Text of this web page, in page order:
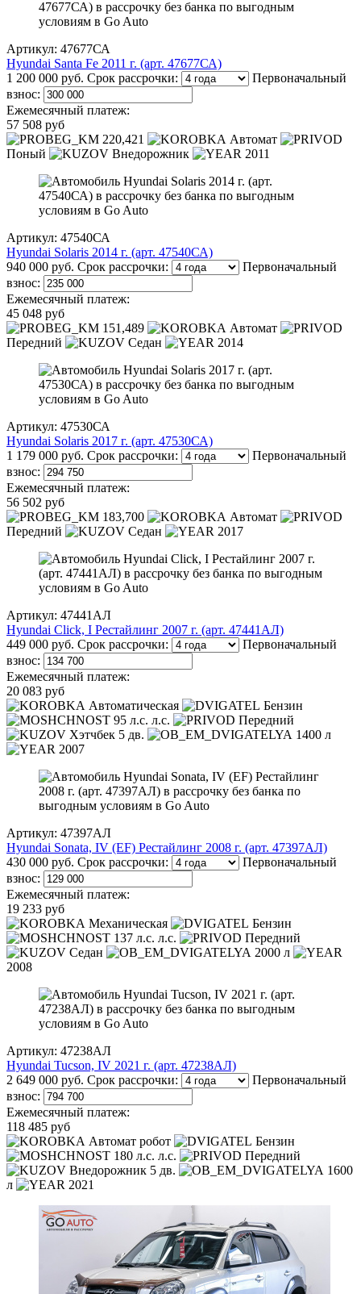
Артикул: 47677СА
Hyundai Santa Fe 2011 г. (арт. 47677СА)
1 200 000 руб. Срок рассрочки:
Первоначальный
взнос:
Ежемесячный платеж:
57 508 руб
220,421
Автомат
Поный
Внедорожник 2011
Артикул: 47540СА
Hyundai Solaris 2014 г. (арт. 47540СА)
940 000 руб. Срок рассрочки:
Первоначальный
взнос:
Ежемесячный платеж:
45 048 руб
151,489
Автомат
Передний
Седан 2014
Артикул: 47530СА
Hyundai Solaris 2017 г. (арт. 47530СА)
1 179 000 руб. Срок рассрочки:
Первоначальный
взнос:
Ежемесячный платеж:
56 502 руб
183,700
Автомат
Передний
Седан 2017
Артикул: 47441АЛ
Hyundai Click, I Рестайлинг 2007 г. (арт. 47441АЛ)
449 000 руб. Срок рассрочки:
Первоначальный
взнос:
Ежемесячный платеж:
20 083 руб
Автоматическая
Бензин
95 л.с. л.с.
Передний
Хэтчбек 5 дв.
1400 л
2007
Артикул: 47397АЛ
Hyundai Sonata, IV (EF) Рестайлинг 2008 г. (арт. 47397АЛ)
430 000 руб. Срок рассрочки:
Первоначальный
взнос:
Ежемесячный платеж:
19 233 руб
Механическая
Бензин
137 л.с. л.с.
Передний
Седан
2000 л
2008
Артикул: 47238АЛ
Hyundai Tucson, IV 2021 г. (арт. 47238АЛ)
2 649 000 руб. Срок рассрочки:
Первоначальный
взнос:
Ежемесячный платеж:
118 485 руб
Автомат робот
Бензин
180 л.с. л.с.
Передний
Внедорожник 5 дв.
1600
л
2021